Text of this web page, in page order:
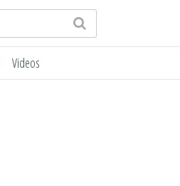
Videos